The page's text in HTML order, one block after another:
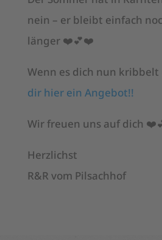
nein – er bleibt einfach
länger ❤️💕❤️
Wenn es dich nun
dir hier ein Angebot!!
Wir freuen uns auf dich
Herzlichst
R&R vom Pilsachhof